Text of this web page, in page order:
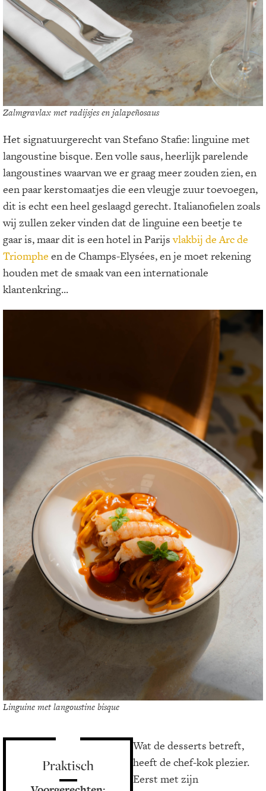
Zalmgravlax met radijsjes en jalapeñosaus
Het signatuurgerecht van Stefano Stafie: linguine met
langoustine bisque. Een volle saus, heerlijk parelende
langoustines waarvan we er graag meer zouden zien, en
een paar kerstomaatjes die een vleugje zuur toevoegen,
dit is echt een heel geslaagd gerecht. Italianofielen zoals
wij zullen zeker vinden dat de linguine een beetje te
gaar is, maar dit is een hotel in Parijsvlakbij de Arc de
Triomphe en de Champs-Elysées, en je moet rekening
houden met de smaak van een internationale
klantenkring...
Linguine met langoustine bisque
Wat de desserts betreft,
heeft de chef-kok plezier.
Eerst met zijn
Praktisch